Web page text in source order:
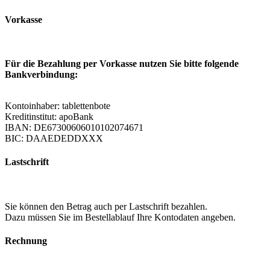
Vorkasse
Für die Bezahlung per Vorkasse nutzen Sie bitte folgende
Bankverbindung:
Kontoinhaber: tablettenbote
Kreditinstitut: apoBank
IBAN: DE67300606010102074671
BIC: DAAEDEDDXXX
Lastschrift
Sie können den Betrag auch per Lastschrift bezahlen.
Dazu müssen Sie im Bestellablauf Ihre Kontodaten angeben.
Rechnung